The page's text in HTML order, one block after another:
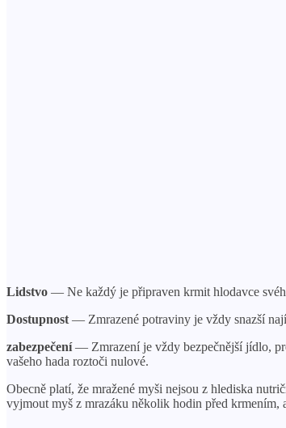
Lidstvo — Ne každý je připraven krmit hlodavce
Dostupnost — Zmrazené potraviny je vždy snazší
zabezpečení— Zmrazení je vždy bezpečnější jídlo,
vašeho hada roztoči nulové.
Obecně platí, že mražené myši nejsou z hlediska
vyjmout myš z mrazáku několik hodin před krmením,